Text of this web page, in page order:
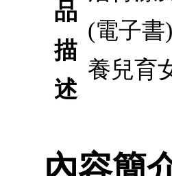
品
描
述
(電子書
養兒育
內容簡